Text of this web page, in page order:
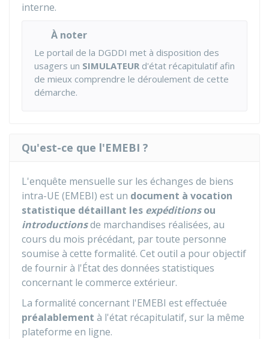
interne.
À noter
Le portail de la DGDDI met à disposition des
usagers un SIMULATEUR d'état récapitulatif afin
de mieux comprendre le déroulement de cette
démarche.
Qu'est-ce que l'EMEBI ?
L'enquête mensuelle sur les échanges de biens
intra-UE (EMEBI) est un document à vocation
statistique détaillant les expéditionsou
introductionsde marchandises réalisées, au
cours du mois précédant, par toute personne
soumise à cette formalité. Cet outil a pour objectif
de fournir à l'État des données statistiques
concernant le commerce extérieur.
La formalité concernant l'EMEBI est effectuée
préalablement à l'état récapitulatif, sur la même
plateforme en ligne.